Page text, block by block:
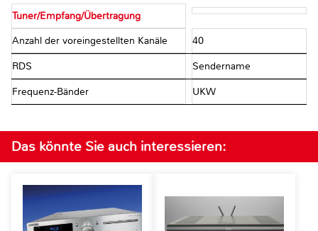
Tuner/Empfang/Übertragung
Anzahl der voreingestellten Kanäle 40
RDS Sendername
Frequenz-Bänder UKW
Das könnte Sie auch interessieren: